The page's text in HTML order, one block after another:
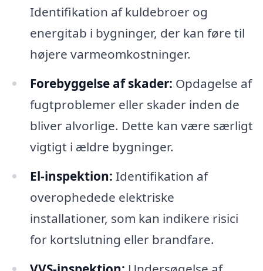
Identifikation af kuldebroer og
energitab i bygninger, der kan føre til
højere varmeomkostninger.
Forebyggelse af skader: Opdagelse af
fugtproblemer eller skader inden de
bliver alvorlige. Dette kan være særligt
vigtigt i ældre bygninger.
El-inspektion: Identifikation af
overophedede elektriske
installationer, som kan indikere risici
for kortslutning eller brandfare.